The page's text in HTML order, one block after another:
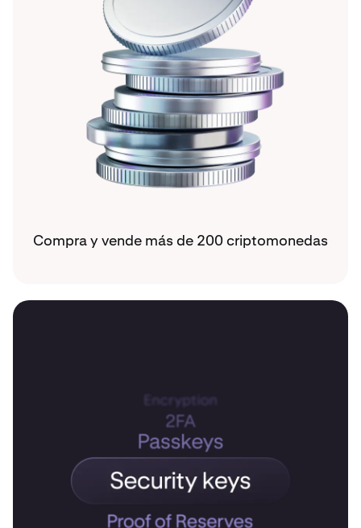
Compra y vende más de 200 criptomonedas